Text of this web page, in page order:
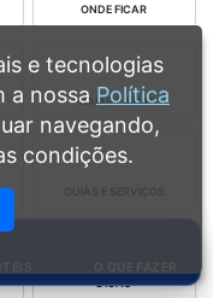
ONDE FICAR
PRAIAS E ILHAS
DICAS
O QUE FAZER
e tecnologias
a nossa Política
navegando,
condições.